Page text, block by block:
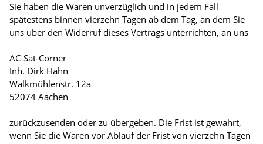
Sie haben die Waren unverzüglich und in jedem Fall
spätestens binnen vierzehn Tagen ab dem Tag, an dem Sie
uns über den Widerruf dieses Vertrags unterrichten, an uns
AC-Sat-Corner
Inh. Dirk Hahn
Walkmühlenstr. 12a
52074 Aachen
zurückzusenden oder zu übergeben. Die Frist ist gewahrt,
wenn Sie die Waren vor Ablauf der Frist von vierzehn Tagen